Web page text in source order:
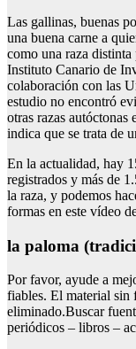
Las gallinas, buenas
una buena carne a
como una raza
Instituto Canario de
colaboración con las
estudio no encontró
otras razas autóctonas
indica que se trata de
En la actualidad, hay
registrados y más de
la raza, y podemos
formas en este vídeo
la paloma
Por favor, ayude a
fiables. El material sin
eliminado.Buscar
periódicos – libros –